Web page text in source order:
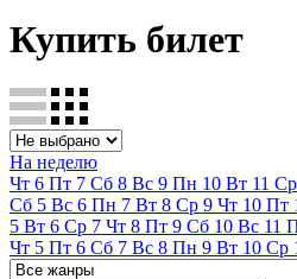
Купить билет
На неделю
Чт 6 Пт 7 Сб 8 Вс 9 Пн 10 Вт 11 Ср
Сб 5 Вс 6 Пн 7 Вт 8 Ср 9 Чт 10 Пт
5 Вт 6 Ср 7 Чт 8 Пт 9 Сб 10 Вс 11
Чт 5 Пт 6 Сб 7 Вс 8 Пн 9 Вт 10 Ср